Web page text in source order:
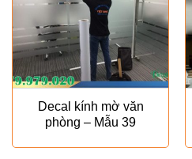
Decal kính mờ văn
phòng – Mẫu 39